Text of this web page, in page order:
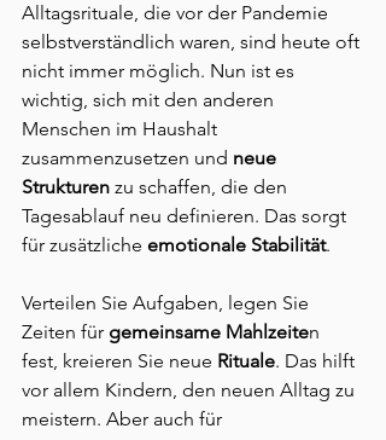
Alltagsrituale, die vor der Pandemie
selbstverständlich waren, sind heute oft
nicht immer möglich. Nun ist es
wichtig, sich mit den anderen
Menschen im Haushalt
zusammenzusetzen und neue
Strukturen zu schaffen, die den
Tagesablauf neu definieren. Das sorgt
für zusätzliche emotionale Stabilität.
Verteilen Sie Aufgaben, legen Sie
Zeiten für gemeinsame Mahlzeiten
fest, kreieren Sie neue Rituale. Das hilft
vor allem Kindern, den neuen Alltag zu
meistern. Aber auch für